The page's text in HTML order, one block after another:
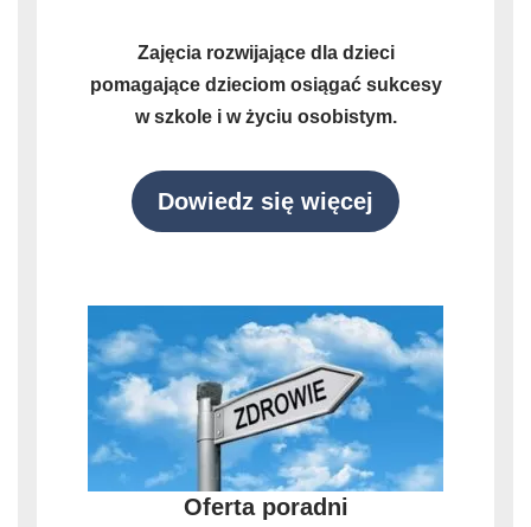
Zajęcia rozwijające dla dzieci
pomagające dzieciom osiągać sukcesy
w szkole i w życiu osobistym.
Dowiedz się więcej
Oferta poradni